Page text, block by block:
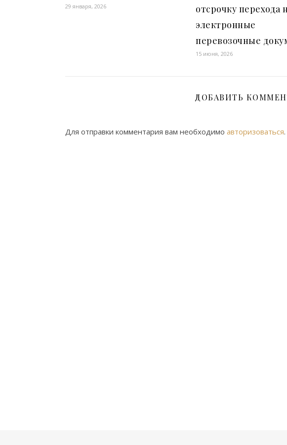
29 января, 2026
отсрочку перехода
электронные
перевозочные
15 июня, 2026
ДОБАВИТЬ
Для отправки комментария вам необходимо авторизоваться.